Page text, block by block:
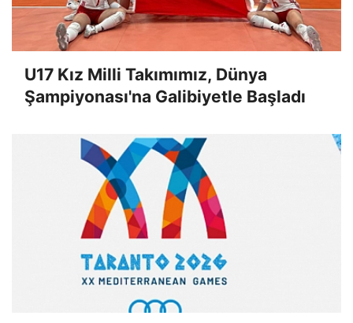
U17 Kız Milli Takımımız, Dünya
Şampiyonası'na Galibiyetle Başladı